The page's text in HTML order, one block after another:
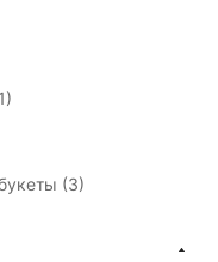
1)
(3)